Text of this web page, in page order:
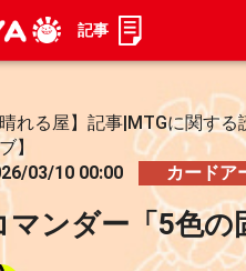
記事
れる屋】記事|MTGに関する
】
03/10 00:00
カードア
マンダー「5色の